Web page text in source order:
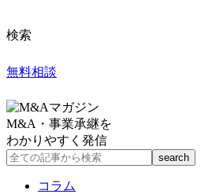
検索
無料相談
M&A・事業承継を
わかりやすく発信
コラム